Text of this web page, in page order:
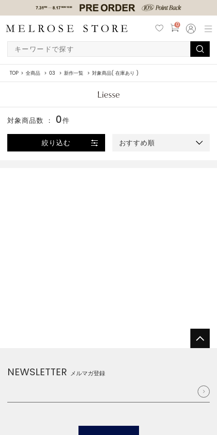
0
TOP 全商品 03 新作一覧 対象商品( 在庫あり )
絞り込む おすすめ順
対象商品数 ： 0件
NEWSLETTER メルマガ登録